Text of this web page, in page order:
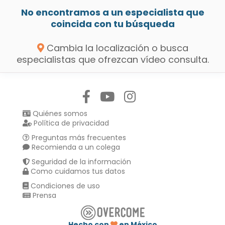
No encontramos a un especialista que
coincida con tu búsqueda
Cambia la localización o busca
especialistas que ofrezcan vídeo consulta.
Quiénes somos
Política de privacidad
Preguntas más frecuentes
Recomienda a un colega
Seguridad de la información
Como cuidamos tus datos
Condiciones de uso
Prensa